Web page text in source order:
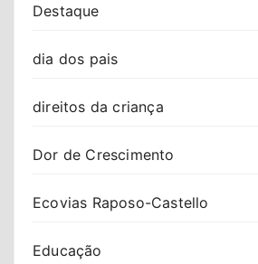
Destaque
dia dos pais
direitos da criança
Dor de Crescimento
Ecovias Raposo-Castello
Educação